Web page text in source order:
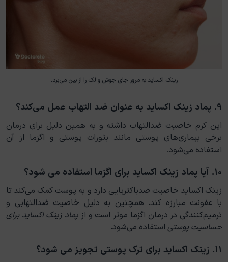
زینک اکساید به مرور جای جوش و لک را از بین می‌برد.
۹. پماد زینک اکساید به عنوان ضد التهاب عمل می‌کند؟
این کرم خاصیت ضدالتهاب داشته و به همین دلیل برای درمان
برخی بیماری‌های پوستی مانند بثورات پوستی و اگزما از آن
استفاده می‌شود.
۱۰. آیا پماد زینک اکساید برای اگزما استفاده می شود؟
زینک اکساید خاصیت ضدباکتریایی دارد و به پوست کمک می‌کند تا
با عفونت مبارزه کند. همچنین به دلیل خاصیت ضدالتهابی و
ترمیم‌کنندگی در درمان اگزما موثر است و از پماد زینک اکساید برای
حساسیت پوستی استفاده می‌شود.
۱۱. زینک اکساید برای ترک پوستی تجویز می شود؟